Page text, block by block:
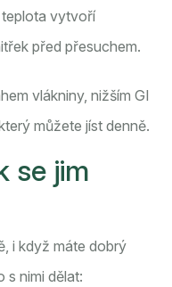
vytvoří
před přesuchem.
vlákniny, nižším GI
můžete jíst denně.
se jim
i když máte dobrý
s nimi dělat: